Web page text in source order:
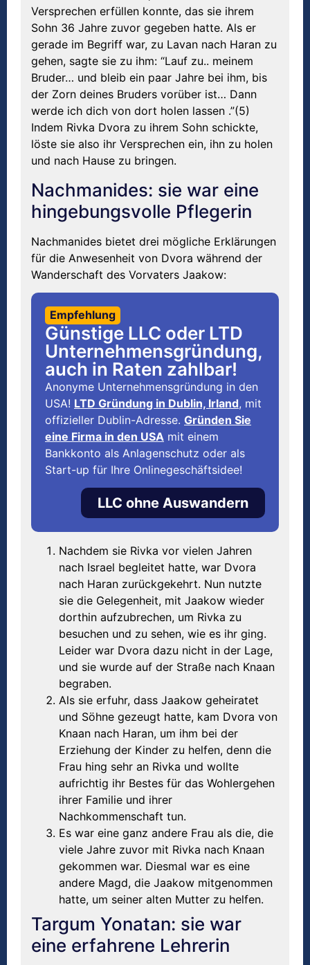
Versprechen erfüllen konnte, das sie ihrem
Sohn 36 Jahre zuvor gegeben hatte. Als er
gerade im Begriff war, zu Lavan nach Haran zu
gehen, sagte sie zu ihm: “Lauf zu.. meinem
Bruder… und bleib ein paar Jahre bei ihm, bis
der Zorn deines Bruders vorüber ist… Dann
werde ich dich von dort holen lassen .”(5)
Indem Rivka Dvora zu ihrem Sohn schickte,
löste sie also ihr Versprechen ein, ihn zu holen
und nach Hause zu bringen.
Nachmanides: sie war eine
hingebungsvolle Pflegerin
Nachmanides bietet drei mögliche Erklärungen
für die Anwesenheit von Dvora während der
Wanderschaft des Vorvaters Jaakow:
Empfehlung
Günstige LLC oder LTD
Unternehmensgründung,
auch in Raten zahlbar!
Anonyme Unternehmensgründung in den
USA! LTD Gründung in Dublin, Irland, mit
offizieller Dublin-Adresse. Gründen Sie
eine Firma in den USA mit einem
Bankkonto als Anlagenschutz oder als
Start-up für Ihre Onlinegeschäftsidee!
LLC ohne Auswandern
Nachdem sie Rivka vor vielen Jahren
nach Israel begleitet hatte, war Dvora
nach Haran zurückgekehrt. Nun nutzte
sie die Gelegenheit, mit Jaakow wieder
dorthin aufzubrechen, um Rivka zu
besuchen und zu sehen, wie es ihr ging.
Leider war Dvora dazu nicht in der Lage,
und sie wurde auf der Straße nach Knaan
begraben.
Als sie erfuhr, dass Jaakow geheiratet
und Söhne gezeugt hatte, kam Dvora von
Knaan nach Haran, um ihm bei der
Erziehung der Kinder zu helfen, denn die
Frau hing sehr an Rivka und wollte
aufrichtig ihr Bestes für das Wohlergehen
ihrer Familie und ihrer
Nachkommenschaft tun.
Es war eine ganz andere Frau als die, die
viele Jahre zuvor mit Rivka nach Knaan
gekommen war. Diesmal war es eine
andere Magd, die Jaakow mitgenommen
hatte, um seiner alten Mutter zu helfen.
Targum Yonatan: sie war
eine erfahrene Lehrerin